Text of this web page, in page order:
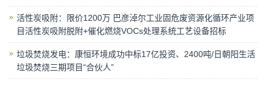
活性炭吸附：限价1200万 巴彦淖尔工业固危废资源化循环产业项
目活性炭吸附脱附+催化燃烧VOCs处理系统工艺设备招标
垃圾焚烧发电：康恒环境成功中标17亿投资、2400吨/日朝阳生活
垃圾焚烧三期项目“合伙人”